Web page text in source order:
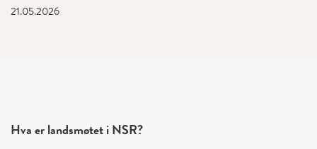
21.05.2026
Hva er landsmøtet i NSR?